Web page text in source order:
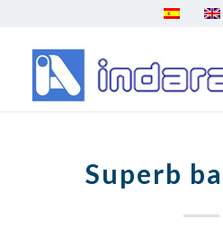
Superb